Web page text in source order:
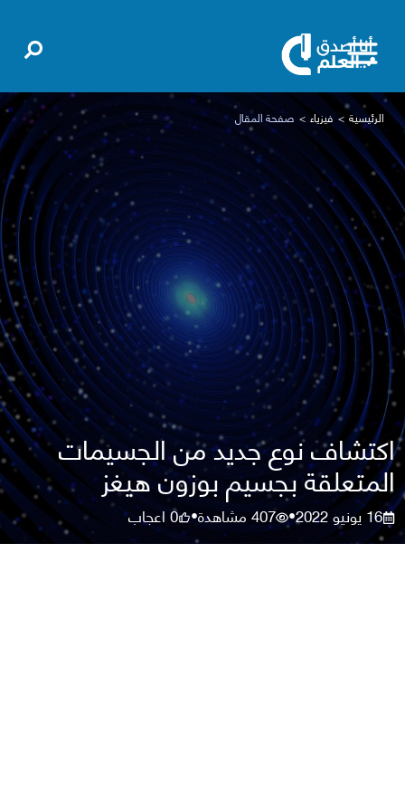
الرئيسية فيزياء صفحة المقال
اكتشاف نوع جديد من الجسيمات
المتعلقة بجسيم بوزون هيغز
16 يونيو 2022 •
407مشاهدة•
0اعجاب